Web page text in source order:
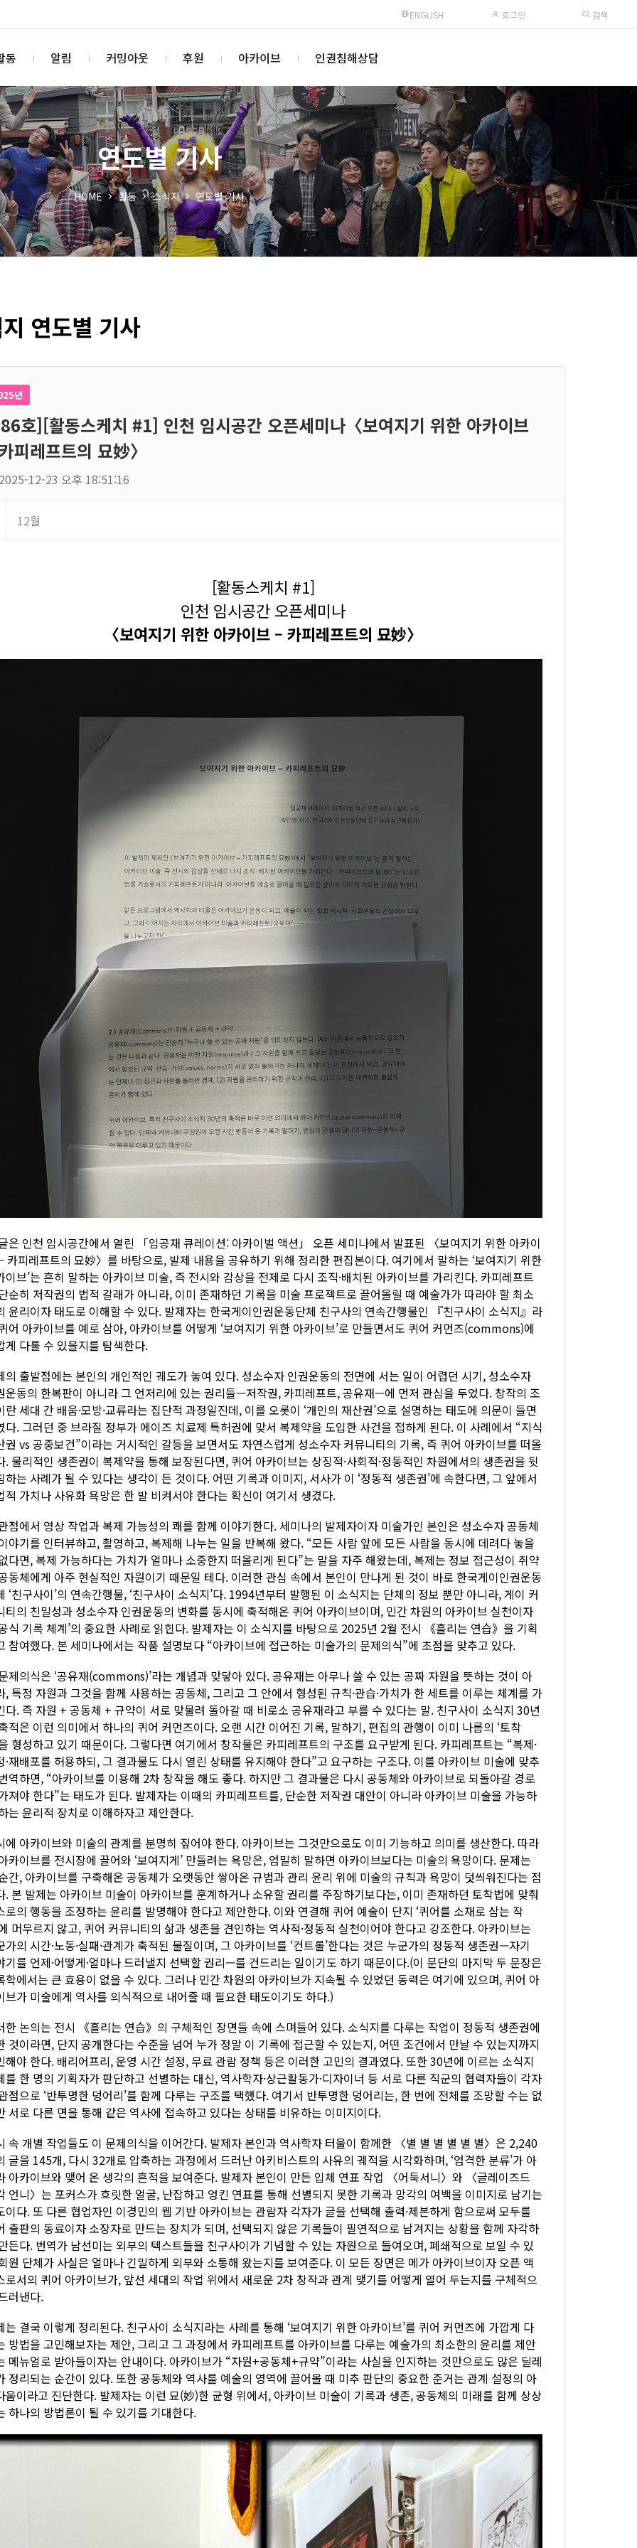
ENGLISH 로그인 검색
동 알림 커밍아웃 후원 아카이브 인권침해상담
연도별 기사
HOME 활동 소식지 연도별 기사
연도별 기사
년
호][활동스케치 #1] 인천 임시공간 오픈세미나〈보여지기 위한 아카이브
피레프트의 묘妙〉
12-23 오후 18:51:16
12월
[활동스케치 #1]
인천 임시공간 오픈세미나
〈보여지기 위한 아카이브 – 카피레프트의 묘妙〉
은 인천 임시공간에서 열린 「임공재 큐레이션: 아카이벌 액션」 오픈 세미나에서 발표된 〈보여지기 위한 아카이
카피레프트의 묘妙〉를 바탕으로, 발제 내용을 공유하기 위해 정리한 편집본이다. 여기에서 말하는 ‘보여지기 위한
이브’는 흔히 말하는 아카이브 미술, 즉 전시와 감상을 전제로 다시 조직·배치된 아카이브를 가리킨다. 카피레프트
순히 저작권의 법적 갈래가 아니라, 이미 존재하던 기록을 미술 프로젝트로 끌어올릴 때 예술가가 따라야 할 최소
윤리이자 태도로 이해할 수 있다. 발제자는 한국게이인권운동단체 친구사의 연속간행물인 『친구사이 소식지』라
어 아카이브를 예로 삼아, 아카이브를 어떻게 ‘보여지기 위한 아카이브’로 만들면서도 퀴어 커먼즈(commons)에
게 다룰 수 있을지를 탐색한다.
의 출발점에는 본인의 개인적인 궤도가 놓여 있다. 성소수자 인권운동의 전면에 서는 일이 어렵던 시기, 성소수자
운동의 한복판이 아니라 그 언저리에 있는 권리들—저작권, 카피레프트, 공유재—에 먼저 관심을 두었다. 창작의 조
란 세대 간 배움·모방·교류라는 집단적 과정일진데, 이를 오롯이 ‘개인의 재산권’으로 설명하는 태도에 의문이 들면
다. 그러던 중 브라질 정부가 에이즈 치료제 특허권에 맞서 복제약을 도입한 사건을 접하게 된다. 이 사례에서 “지식
권 vs 공중보건”이라는 거시적인 갈등을 보면서도 자연스럽게 성소수자 커뮤니티의 기록, 즉 퀴어 아카이브를 떠올
. 물리적인 생존권이 복제약을 통해 보장된다면, 퀴어 아카이브는 상징적·사회적·정동적인 차원에서의 생존권을 뒷
하는 사례가 될 수 있다는 생각이 든 것이다. 어떤 기록과 이미지, 서사가 이 ‘정동적 생존권’에 속한다면, 그 앞에서
적 가치나 사유화 욕망은 한 발 비켜서야 한다는 확신이 여기서 생겼다.
점에서 영상 작업과 복제 가능성의 쾌를 함께 이야기한다. 세미나의 발제자이자 미술가인 본인은 성소수자 공동체
야기를 인터뷰하고, 촬영하고, 복제해 나누는 일을 반복해 왔다. “모든 사람 앞에 모든 사람을 동시에 데려다 놓을
다면, 복제 가능하다는 가치가 얼마나 소중한지 떠올리게 된다”는 말을 자주 해왔는데, 복제는 정보 접근성이 취약
동체에게 아주 현실적인 자원이기 때문일 테다. 이러한 관심 속에서 본인이 만나게 된 것이 바로 한국게이인권운동
‘친구사이’의 연속간행물, ‘친구사이 소식지’다. 1994년부터 발행된 이 소식지는 단체의 정보 뿐만 아니라, 게이 커
티의 친밀성과 성소수자 인권운동의 변화를 동시에 축적해온 퀴어 아카이브이며, 민간 차원의 아카이브 실천이자
식 기록 체계’의 중요한 사례로 읽힌다. 발제자는 이 소식지를 바탕으로 2025년 2월 전시 《흘리는 연습》을 기획
참여했다. 본 세미나에서는 작품 설명보다 “아카이브에 접근하는 미술가의 문제의식”에 초점을 맞추고 있다.
제의식은 ‘공유재(commons)’라는 개념과 맞닿아 있다. 공유재는 아무나 쓸 수 있는 공짜 자원을 뜻하는 것이 아
, 특정 자원과 그것을 함께 사용하는 공동체, 그리고 그 안에서 형성된 규칙·관습·가치가 한 세트를 이루는 체계를 가
다. 즉 자원 + 공동체 + 규약이 서로 맞물려 돌아갈 때 비로소 공유재라고 부를 수 있다는 말. 친구사이 소식지 30년
적은 이런 의미에서 하나의 퀴어 커먼즈이다. 오랜 시간 이어진 기록, 말하기, 편집의 관행이 이미 나름의 ‘토착
형성하고 있기 때문이다. 그렇다면 여기에서 창작물은 카피레프트의 구조를 요구받게 된다. 카피레프트는 “복제·
·재배포를 허용하되, 그 결과물도 다시 열린 상태를 유지해야 한다”고 요구하는 구조다. 이를 아카이브 미술에 맞추
역하면, “아카이브를 이용해 2차 창작을 해도 좋다. 하지만 그 결과물은 다시 공동체와 아카이브로 되돌아갈 경로
져야 한다”는 태도가 된다. 발제자는 이때의 카피레프트를, 단순한 저작권 대안이 아니라 아카이브 미술을 가능하
는 윤리적 장치로 이해하자고 제안한다.
에 아카이브와 미술의 관계를 분명히 짚어야 한다. 아카이브는 그것만으로도 이미 기능하고 의미를 생산한다. 따라
카이브를 전시장에 끌어와 ‘보여지게’ 만들려는 욕망은, 엄밀히 말하면 아카이브보다는 미술의 욕망이다. 문제는
간, 아카이브를 구축해온 공동체가 오랫동안 쌓아온 규범과 관리 윤리 위에 미술의 규칙과 욕망이 덧씌워진다는 점
. 본 발제는 아카이브 미술이 아카이브를 훈계하거나 소유할 권리를 주장하기보다는, 이미 존재하던 토착법에 맞춰
로의 행동을 조정하는 윤리를 발명해야 한다고 제안한다. 이와 연결해 퀴어 예술이 단지 ‘퀴어를 소재로 삼는 작
머무르지 않고, 퀴어 커뮤니티의 삶과 생존을 견인하는 역사적·정동적 실천이어야 한다고 강조한다. 아카이브는
가의 시간·노동·실패·관계가 축적된 물질이며, 그 아카이브를 ‘컨트롤’한다는 것은 누군가의 정동적 생존권—자기
기를 언제·어떻게·얼마나 드러낼지 선택할 권리—를 건드리는 일이기도 하기 때문이다.(이 문단의 마지막 두 문장은
학에서는 큰 효용이 없을 수 있다. 그러나 민간 차원의 아카이브가 지속될 수 있었던 동력은 여기에 있으며, 퀴어 아
브가 미술에게 역사를 의식적으로 내어줄 때 필요한 태도이기도 하다.)
한 논의는 전시 《흘리는 연습》의 구체적인 장면들 속에 스며들어 있다. 소식지를 다루는 작업이 정동적 생존권에
것이라면, 단지 공개한다는 수준을 넘어 누가 정말 이 기록에 접근할 수 있는지, 어떤 조건에서 만날 수 있는지까지
해야 한다. 배리어프리, 운영 시간 설정, 무료 관람 정책 등은 이러한 고민의 결과였다. 또한 30년에 이르는 소식지
를 한 명의 기획자가 판단하고 선별하는 대신, 역사학자·상근활동가·디자이너 등 서로 다른 직군의 협력자들이 각자
점으로 ‘반투명한 덩어리’를 함께 다루는 구조를 택했다. 여기서 반투명한 덩어리는, 한 번에 전체를 조망할 수는 없
서로 다른 면을 통해 같은 역사에 접속하고 있다는 상태를 비유하는 이미지이다.
속 개별 작업들도 이 문제의식을 이어간다. 발제자 본인과 역사학자 터울이 함께한 〈별 별 별 별 별 별〉은 2,240
글을 145개, 다시 32개로 압축하는 과정에서 드러난 아키비스트의 사유의 궤적을 시각화하며, ‘엄격한 분류’가 아
아카이브와 맺어 온 생각의 흔적을 보여준다. 발제자 본인이 만든 입체 연표 작업 〈어둑서니〉와 〈글레이즈드
언니〉는 포커스가 흐릿한 얼굴, 난잡하고 엉킨 연표를 통해 선별되지 못한 기록과 망각의 여백을 이미지로 남기는
이다. 또 다른 협업자인 이경민의 웹 기반 아카이브는 관람자 각자가 글을 선택해 출력·제본하게 함으로써 모두를
출판의 동료이자 소장자로 만드는 장치가 되며, 선택되지 않은 기록들이 필연적으로 남겨지는 상황을 함께 자각하
든다. 번역가 남선미는 외부의 텍스트들을 친구사이가 기념할 수 있는 자원으로 들여오며, 폐쇄적으로 보일 수 있
원 단체가 사실은 얼마나 긴밀하게 외부와 소통해 왔는지를 보여준다. 이 모든 장면은 메가 아카이브이자 오픈 액
로서의 퀴어 아카이브가, 앞선 세대의 작업 위에서 새로운 2차 창작과 관계 맺기를 어떻게 열어 두는지를 구체적으
러낸다.
는 결국 이렇게 정리된다. 친구사이 소식지라는 사례를 통해 ‘보여지기 위한 아카이브’를 퀴어 커먼즈에 가깝게 다
방법을 고민해보자는 제안, 그리고 그 과정에서 카피레프트를 아카이브를 다루는 예술가의 최소한의 윤리를 제안
메뉴얼로 받아들이자는 안내이다. 아카이브가 “자원+공동체+규약”이라는 사실을 인지하는 것만으로도 많은 딜레
정리되는 순간이 있다. 또한 공동체와 역사를 예술의 영역에 끌어올 때 미추 판단의 중요한 준거는 관계 설정의 아
움이라고 진단한다. 발제자는 이런 묘(妙)한 균형 위에서, 아카이브 미술이 기록과 생존, 공동체의 미래를 함께 상상
하나의 방법론이 될 수 있기를 기대한다.